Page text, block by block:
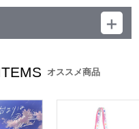
ワークスオススメ商品